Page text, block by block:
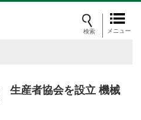
メニュー
生産者協会を設立 機械